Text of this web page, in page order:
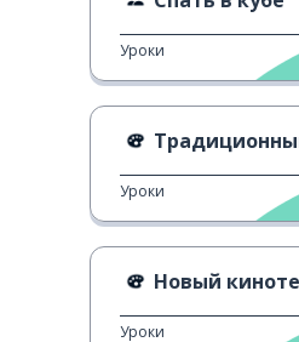
Уроки
Традиционный
Уроки
Новый кинотеатр
Уроки